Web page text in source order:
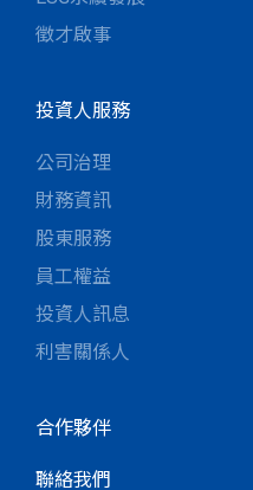
徵才啟事
投資人服務
公司治理
財務資訊
股東服務
員工權益
投資人訊息
利害關係人
合作夥伴
聯絡我們